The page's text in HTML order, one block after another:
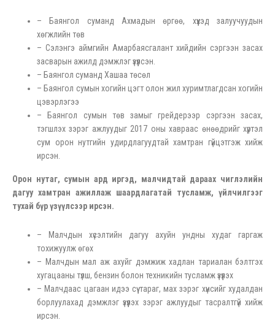
– Баянгол суманд Ахмадын өргөө, хүүхэд залуучуудын
хөгжлийн төв
– Сэлэнгэ аймгийн Амарбаясгалант хийдийн сэргээн засах
засварын ажилд дэмжлэг үзүүлсэн.
– Баянгол суманд Хашаа төсөл
– Баянгол сумын хогийн цэгт олон жил хуримтлагдсан хогийн
цэвэрлэгээ
– Баянгол сумын төв замыг грейдерээр сэргээн засах,
тэгшлэх зэрэг ажлуудыг 2017 оны хавраас өнөөдрийг хүртэл
сум орон нутгийн удирдлагуудтай хамтран гүйцэтгэж хийж
ирсэн.
Орон нутаг, сумын ард иргэд, малчидтай дараах чиглэлийн
дагуу хамтран ажиллаж шаардлагатай тусламж, үйлчилгээг
тухай бүр үзүүлсээр ирсэн.
– Малчдын хүсэлтийн дагуу ахуйн ундны худаг гаргаж
тохижуулж өгөх
– Малчдын мал аж ахуйг дэмжиж хадлан тариалан бэлтгэх
хугацааны түлш, бензин болон техникийн тусламж үзүүлэх
– Малчдаас цагаан идээ сүү тараг, мах зэрэг хүнсийг худалдан
борлуулахад дэмжлэг үзүүлэх зэрэг ажлуудыг тасралтгүй хийж
ирсэн.